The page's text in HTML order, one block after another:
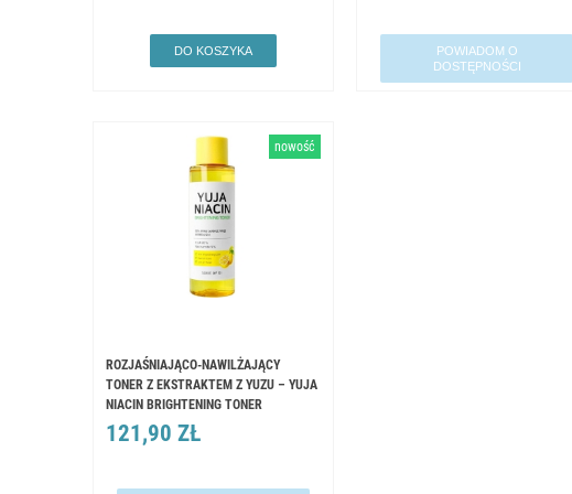
DO KOSZYKA
POWIADOM O
DOSTĘPNOŚCI
ROZJAŚNIAJĄCO-NAWILŻAJĄCY
TONER Z EKSTRAKTEM Z YUZU – YUJA
NIACIN BRIGHTENING TONER
121,90 ZŁ
nowość